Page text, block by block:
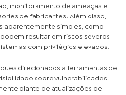
monitoramento de ameaças e
de fabricantes. Além disso,
aparentemente simples, como
resultar em riscos severos
com privilégios elevados.
direcionados a ferramentas de
sobre vulnerabilidades
diante de atualizações de